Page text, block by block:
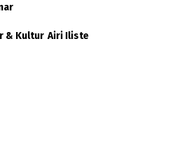
& Kultur Airi Iliste